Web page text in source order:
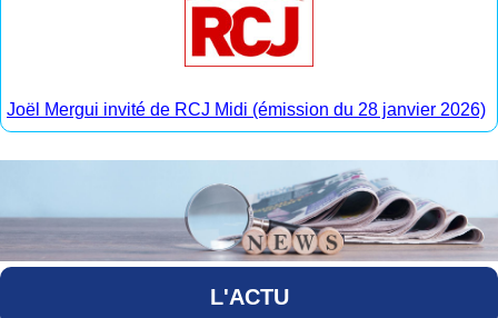
Joël Mergui invité de RCJ Midi (émission du 28 janvier 2026)
L'ACTU